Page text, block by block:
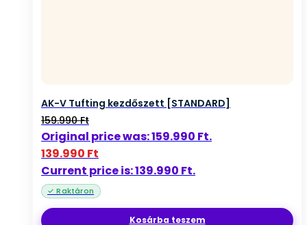
AK-V Tufting kezdőszett [STANDARD]
159.990Ft
Original price was: 159.990 Ft.
139.990 Ft
Current price is: 139.990 Ft.
Kosárba teszem